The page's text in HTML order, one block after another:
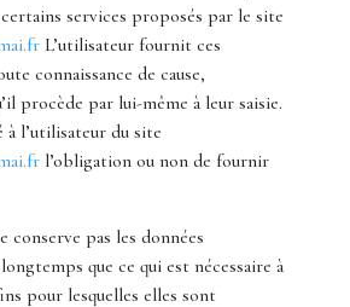
services proposés par le site
L’utilisateur fournit ces
connaissance de cause,
procède par lui-même à leur saisie.
l’utilisateur du site
l’obligation ou non de fournir
conserve pas les données
que ce qui est nécessaire à
pour lesquelles elles sont